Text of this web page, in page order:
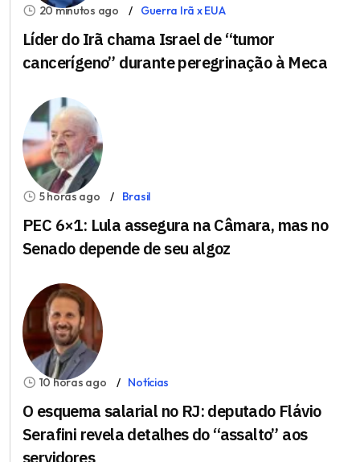
20 minutos ago Guerra Irã x EUA
Líder do Irã chama Israel de “tumor
cancerígeno” durante peregrinação à Meca
5 horas ago Brasil
PEC 6×1: Lula assegura na Câmara, mas no
Senado depende de seu algoz
10 horas ago Notícias
O esquema salarial no RJ: deputado Flávio
Serafini revela detalhes do “assalto” aos
servidores